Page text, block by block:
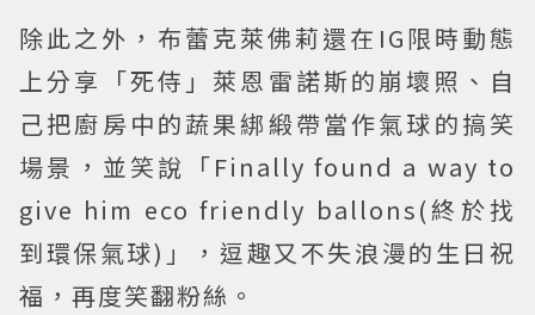
除此之外，布蕾克萊佛莉還在IG限時動態
上分享「死侍」萊恩雷諾斯的崩壞照、自
己把廚房中的蔬果綁緞帶當作氣球的搞笑
場景，並笑說「Finally found a way to
give him eco friendly ballons(終於找
到環保氣球)」，逗趣又不失浪漫的生日祝
福，再度笑翻粉絲。